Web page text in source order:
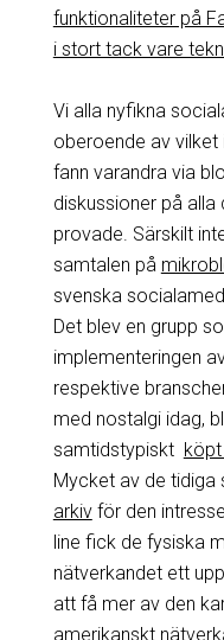
funktionaliteter på
i stort tack vare
Vi alla nyfikna
oberoende av vilket
fann varandra via
diskussioner på alla
provade. Särskilt
samtalen på
svenska
Det blev en grupp
implementeringen
respektive
med nostalgi idag,
samtidstypiskt
Mycket av de tidiga
arkivför den
line fick de fysiska
nätverkandet ett
att få mer av den
amerikanskt